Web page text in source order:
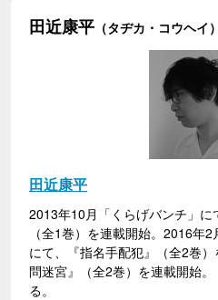
田近康平 （タヂカ・コウヘイ）
田近康平
2013年10月「くらげバンチ」に
（全1巻）を連載開始。2016年
にて、『指名手配犯』（全2巻
問迷宮』（全2巻）を連載開始
る。